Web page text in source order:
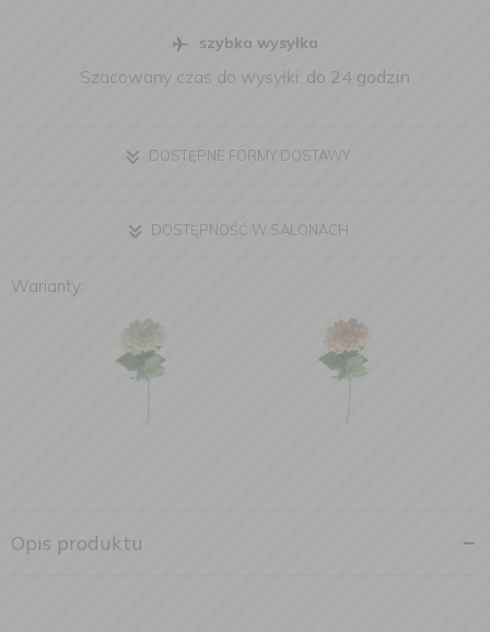
szybka wysyłka
Szacowany czas do wysyłki: do 24 godzin
DOSTĘPNE FORMY DOSTAWY
DOSTĘPNOŚĆ W SALONACH
Warianty:
Opis produktu